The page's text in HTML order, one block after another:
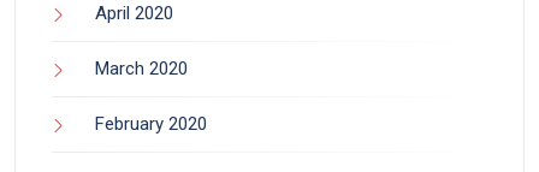
April 2020
March 2020
February 2020